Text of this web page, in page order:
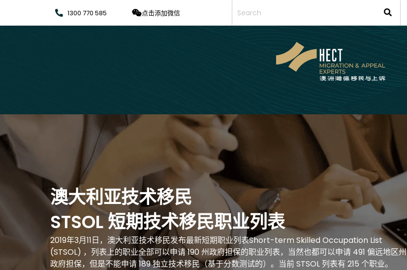
1300 770 585 点击添加微信
澳大利亚技术移民
STSOL 短期技术移民职业列表
2019年3月11日，澳大利亚技术移民发布最新短期职业列表Short-term Skilled Occupation List
(STSOL) ，列表上的职业全部可以申请 190 州政府担保的职业列表，当然也都可以申请 491 偏远地区州
政府担保，但是不能申请 189 独立技术移民（基于分数测试的）。当前 STSOL 列表有 215 个职业。